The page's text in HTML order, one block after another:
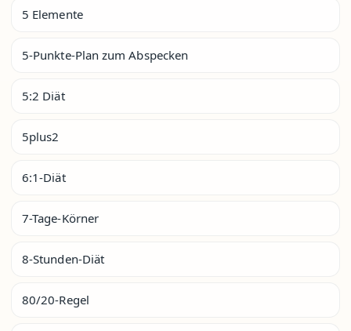
5 Elemente
5-Punkte-Plan zum Abspecken
5:2 Diät
5plus2
6:1-Diät
7-Tage-Körner
8-Stunden-Diät
80/20-Regel